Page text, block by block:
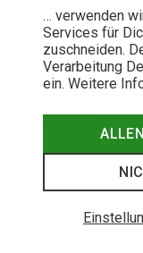
… verwenden
Services für
zuschneiden.
Verarbeitung
ein. Weitere